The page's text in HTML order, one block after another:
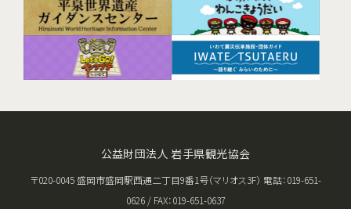
公益財団法人 岩手県観光協会
〒020-0045 盛岡市盛岡駅西通二丁目9番1号（マリオス3F） 電話：019-651-
0626 / FAX：019-651-0637